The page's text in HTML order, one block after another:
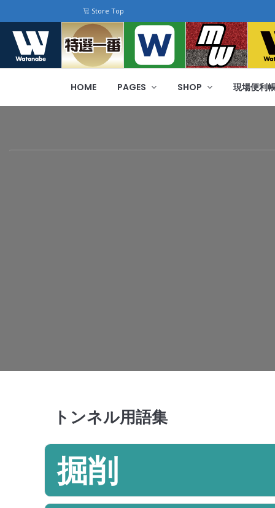
Store Top
HOME PAGES SHOP 現場便利
トンネル用語集
掘削